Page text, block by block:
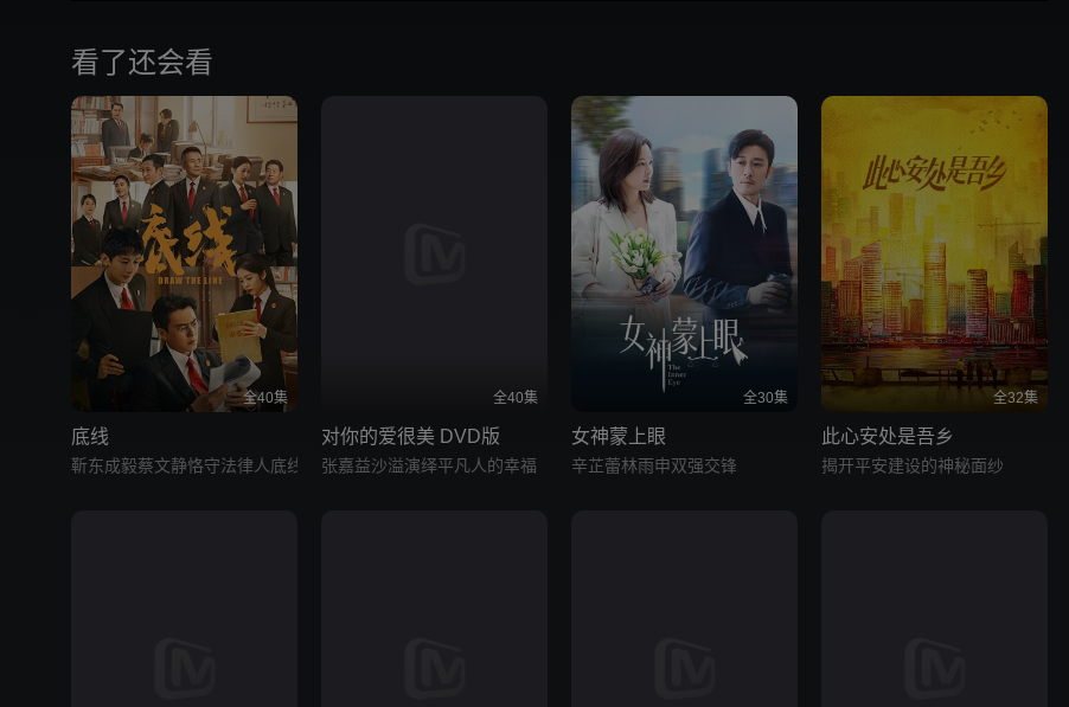
看了还会看
全40集
底线
靳东成毅蔡文静恪守法律人底线
全40集
对你的爱很美 DVD版
张嘉益沙溢演绎平凡人的幸福
全30集
女神蒙上眼
辛芷蕾林雨申双强交锋
全32集
此心安处是吾乡
揭开平安建设的神秘面纱